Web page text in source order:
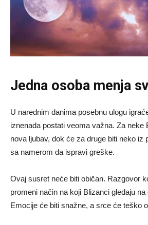
Jedna osoba menja
U narednim danima posebnu ulogu
iznenada postati veoma važna. Za neke
nova ljubav, dok će za druge biti neko iz
sa namerom da ispravi greške.
Ovaj susret neće biti običan. Razgovor
promeni način na koji Blizanci gledaju
Emocije će biti snažne, a srce će teško